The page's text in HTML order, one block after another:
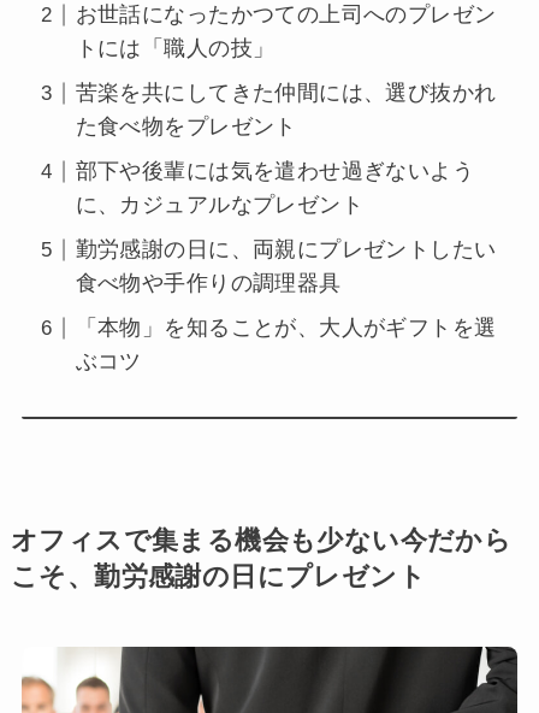
お世話になったかつての上司へのプレゼン
トには「職人の技」
苦楽を共にしてきた仲間には、選び抜かれ
た食べ物をプレゼント
部下や後輩には気を遣わせ過ぎないよう
に、カジュアルなプレゼント
勤労感謝の日に、両親にプレゼントしたい
食べ物や手作りの調理器具
「本物」を知ることが、大人がギフトを選
ぶコツ
オフィスで集まる機会も少ない今だから
こそ、勤労感謝の日にプレゼント